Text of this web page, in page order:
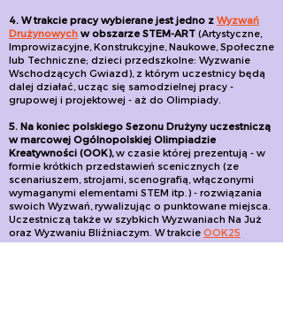
4. W trakcie pracy wybierane jest jedno z Wyzwań
Drużynowych w obszarze STEM-ART (Artystyczne,
Improwizacyjne, Konstrukcyjne, Naukowe, Społeczne
lub Techniczne; dzieci przedszkolne: Wyzwanie
Wschodzących Gwiazd), z którym uczestnicy będą
dalej działać, ucząc się samodzielnej pracy -
grupowej i projektowej - aż do Olimpiady.
5. Na koniec polskiego Sezonu Drużyny uczestniczą
w marcowej Ogólnopolskiej Olimpiadzie
Kreatywności (OOK),w czasie której prezentują - w
formie krótkich przedstawień scenicznych (ze
scenariuszem, strojami, scenografią, włączonymi
wymaganymi elementami STEM itp.) - rozwiązania
swoich Wyzwań, rywalizując o punktowane miejsca.
Uczestniczą także w szybkich Wyzwaniach Na Już
oraz Wyzwaniu Bliźniaczym. W trakcie OOK25
Eksperci (sędziowie olimpiady) wystawili 55